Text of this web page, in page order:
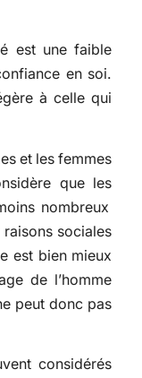
est une faible
en soi.
à celle qui
et les femmes
que les
nombreux
sociales
est bien mieux
de l’homme
peut donc pas
considérés